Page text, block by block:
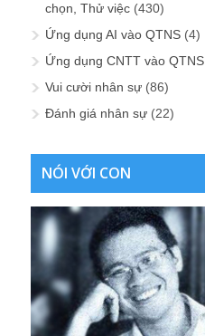
chọn, Thử việc (430)
Ứng dụng AI vào QTNS (4)
Ứng dụng CNTT vào QTNS
Vui cười nhân sự (86)
Đánh giá nhân sự (22)
NÓI VỚI CON